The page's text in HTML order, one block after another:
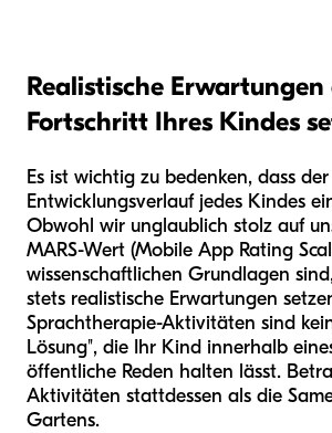
Realistische Erwartungen
Fortschritt Ihres Kindes
Es ist wichtig zu bedenken, dass der
Entwicklungsverlauf jedes Kindes
Obwohl wir unglaublich stolz auf
MARS-Wert (Mobile App Rating
wissenschaftlichen Grundlagen
stets realistische Erwartungen
Sprachtherapie-Aktivitäten sind
Lösung", die Ihr Kind innerhalb
öffentliche Reden halten lässt.
Aktivitäten stattdessen als die
Gartens.